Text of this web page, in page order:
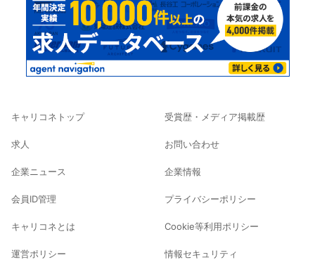
キャリコネトップ
求人
企業ニュース
会員ID管理
キャリコネとは
運営ポリシー
受賞歴・メディア掲載歴
お問い合わせ
企業情報
プライバシーポリシー
Cookie等利用ポリシー
情報セキュリティ